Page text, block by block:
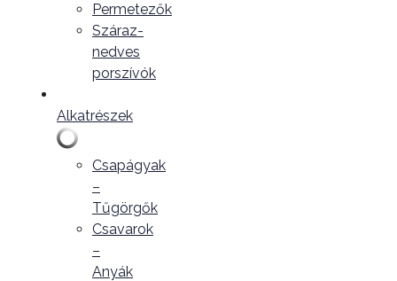
Permetezők
Száraz-
nedves
porszívók
Alkatrészek
Csapágyak
–
Tűgörgők
Csavarok
–
Anyák